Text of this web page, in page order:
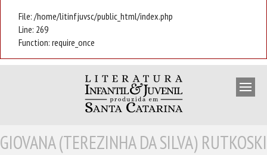
File: /home/litinfjuvsc/public_html/index.php
Line: 269
Function: require_once
ESCRITORES
GIOVANA (TEREZINHA DA SILVA) RUTKOSKI